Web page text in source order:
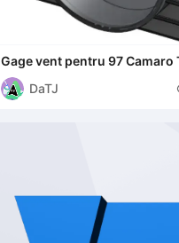
Gage vent pentru 97 Camaro
DaTJ